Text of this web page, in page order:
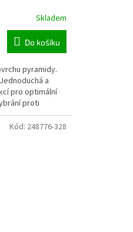
Skladem
Do košíku
pyramidy.
a
pro optimální
proti
Kód: 248776-328